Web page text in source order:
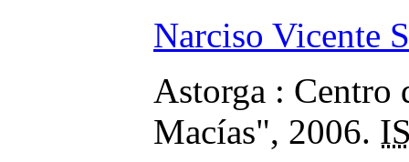
Narciso Vicente
Astorga : Centro
Macías", 2006.